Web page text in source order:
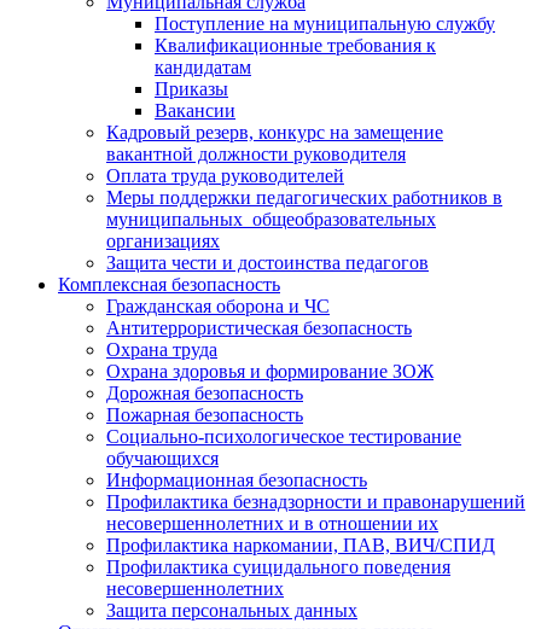
Поступление на муниципальную службу
Квалификационные требования к
кандидатам
Приказы
Вакансии
Кадровый резерв, конкурс на замещение
вакантной должности руководителя
Оплата труда руководителей
Меры поддержки педагогических работников в
муниципальных общеобразовательных
организациях
Защита чести и достоинства педагогов
Комплексная безопасность
Гражданская оборона и ЧС
Антитеррористическая безопасность
Охрана труда
Охрана здоровья и формирование ЗОЖ
Дорожная безопасность
Пожарная безопасность
Социально-психологическое тестирование
обучающихся
Информационная безопасность
Профилактика безнадзорности и правонарушений
несовершеннолетних и в отношении их
Профилактика наркомании, ПАВ, ВИЧ/СПИД
Профилактика суицидального поведения
несовершеннолетних
Защита персональных данных